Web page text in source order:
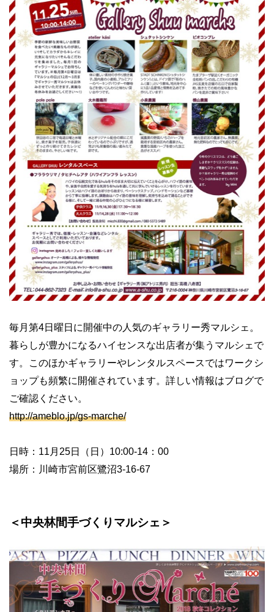
毎月第4日曜日に開催中の人気のギャラリー秀マルシェ。
暮らしが豊かになるハイセンスな出店者が集うマルシェで
す。このほかギャラリーやレンタルスペースではワークシ
ョップも頻繁に開催されています。詳しい情報はブログで
ご確認ください。
http://ameblo.jp/gs-marche/
日時：11月25日（日）10:00-14：00
場所：川崎市宮前区鷺沼3-16-67
＜中央林間手づくりマルシェ＞